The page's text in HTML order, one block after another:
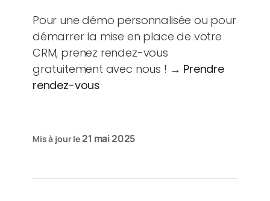
Pour une démo personnalisée ou pour
démarrer la mise en place de votre
CRM, prenez rendez-vous
gratuitement avec nous ! → Prendre
rendez-vous
Mis à jour le21 mai 2025